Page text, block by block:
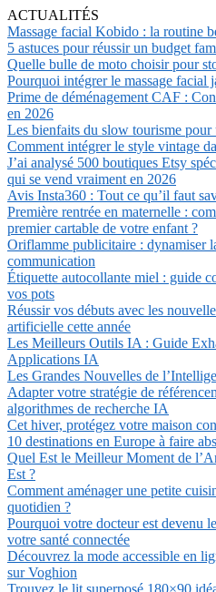
ACTUALITÉS
Massage facial Kobido : la routine
5 astuces pour réussir un budget
Quelle bulle de moto choisir pour
Pourquoi intégrer le massage facial
Prime de déménagement CAF :
en 2026
Les bienfaits du slow tourisme pour
Comment intégrer le style vintage
J’ai analysé 500 boutiques Etsy
qui se vend vraiment en 2026
Avis Insta360 : Tout ce qu’il faut
Première rentrée en maternelle :
premier cartable de votre enfant ?
Oriflamme publicitaire : dynamiser
communication
Étiquette autocollante miel : guide
vos pots
Réussir vos débuts avec les
artificielle cette année
Les Meilleurs Outils IA : Guide
Applications IA
Les Grandes Nouvelles de
Adapter votre stratégie de
algorithmes de recherche IA
Cet hiver, protégez votre maison
10 destinations en Europe à faire
Quel Est le Meilleur Moment de
Est ?
Comment aménager une petite
quotidien ?
Pourquoi votre docteur est devenu
votre santé connectée
Découvrez la mode accessible en
sur Voghion
Trouvez le lit superposé 180×90